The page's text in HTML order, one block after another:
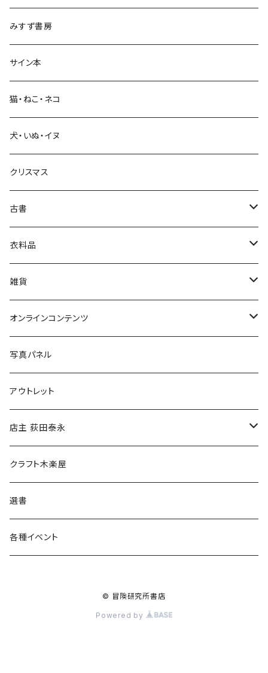
生活・暮らし
芸術・絵画・写真
絵本・児童書
娯楽・エンターテインメント
みすず書房
サイン本
猫・ねこ・ネコ
犬・いぬ・イヌ
クリスマス
古書
古書セット
美術
衣料品
POLEWARDS
Tシャツ
雑貨
バッグ
ブックカバー
マグカップ
傘
食料品
その他
オンラインコンテンツ
冒険クロストーク
写真パネル
アウトレット
店主 荻田泰永
書籍
ウェア
クラフト木楽屋
選書
各種イベント
© 冒険研究所書店
Powered by